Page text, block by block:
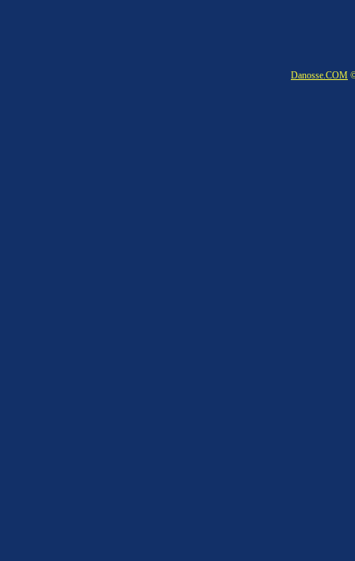
Danosse.COM